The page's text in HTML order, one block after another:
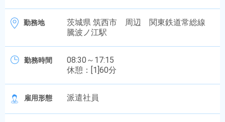
勤務地
茨城県 筑西市 周辺 関東鉄道常総線
騰波ノ江駅
勤務時間
08:30～17:15
休憩：[1]60分
雇用形態 派遣社員